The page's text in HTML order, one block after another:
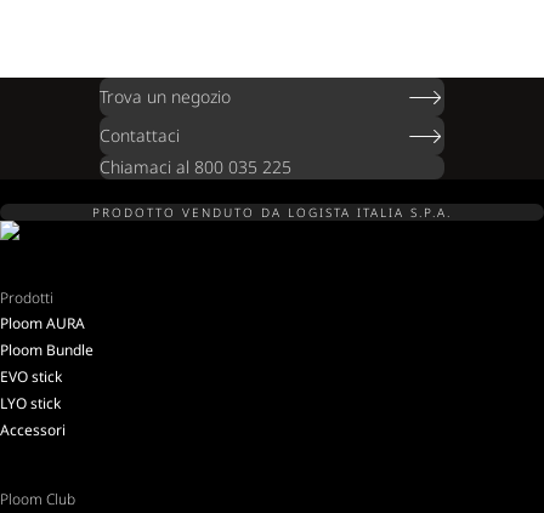
Trova un negozio
Contattaci
Chiamaci al 800 035 225
PRODOTTO VENDUTO DA LOGISTA ITALIA S.P.A.
Prodotti
Ploom AURA
Ploom Bundle
EVO stick
LYO stick
Accessori
Ploom Club